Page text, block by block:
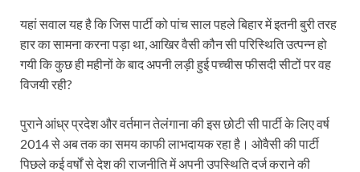
यहां सवाल यह है कि जिस पार्टी को पांच साल पहले बिहार में इतनी बुरी तरह
हार का सामना करना पड़ा था, आखिर वैसी कौन सी परिस्थिति उत्पन्न हो
गयी कि कुछ ही महीनों के बाद अपनी लड़ी हुई पच्चीस फीसदी सीटों पर वह
विजयी रही?
पुराने आंध्र प्रदेश और वर्तमान तेलंगाना की इस छोटी सी पार्टी के लिए वर्ष
2014 से अब तक का समय काफी लाभदायक रहा है। ओवैसी की पार्टी
पिछले कई वर्षों से देश की राजनीति में अपनी उपस्थिति दर्ज कराने की